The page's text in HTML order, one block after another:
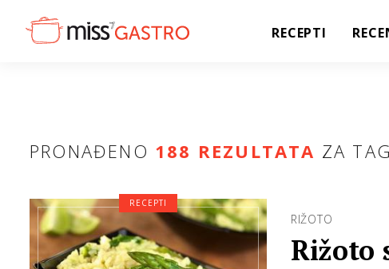
RECEPTI
PRONAĐENO 188 REZULTATA ZA TAG
RIŽOTO
Rižoto
RECEPTI